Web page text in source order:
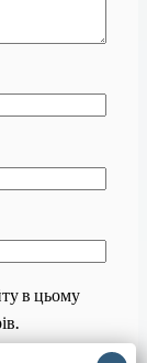
в цьому